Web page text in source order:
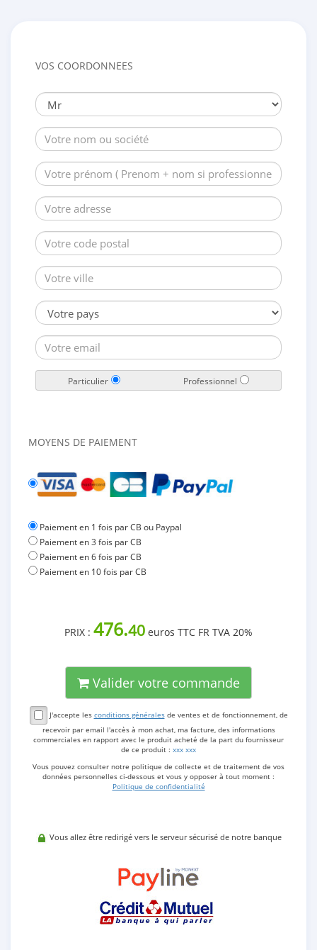
VOS COORDONNEES
Particulier Professionnel
MOYENS DE PAIEMENT
Paiement en 1 fois par CB ou Paypal
Paiement en 3 fois par CB
Paiement en 6 fois par CB
Paiement en 10 fois par CB
PRIX : 476.40 euros TTC FR TVA 20%
Valider votre commande
J'accepte les conditions généralesde ventes et de fonctionnement, de
recevoir par email l'accès à mon achat, ma facture, des informations
commerciales en rapport avec le produit acheté de la part du fournisseur
de ce produit : xxx xxx
Vous pouvez consulter notre politique de collecte et de traitement de vos
données personnelles ci-dessous et vous y opposer à tout moment :
Politique de confidentialité
Vous allez être redirigé vers le serveur sécurisé de notre banque